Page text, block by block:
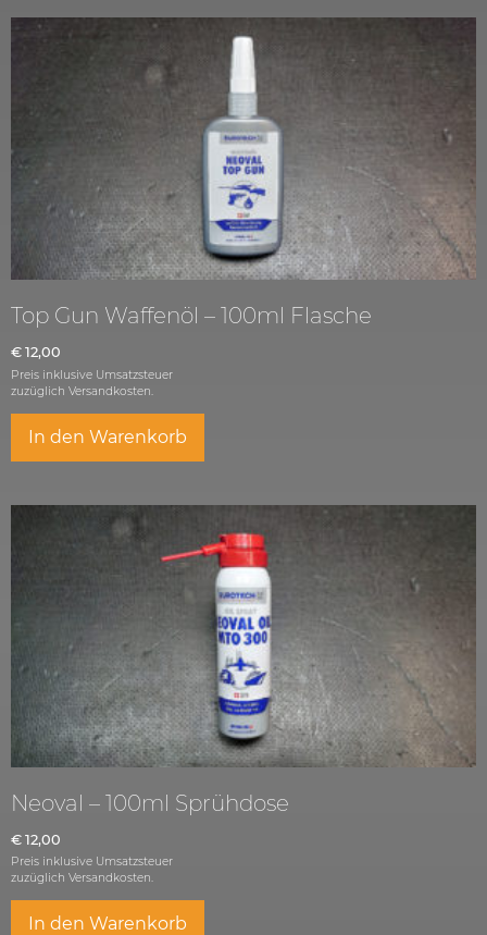
Top Gun Waffenöl – 100ml Flasche
€ 12,00
Preis inklusive Umsatzsteuer
zuzüglich Versandkosten.
In den Warenkorb
Neoval – 100ml Sprühdose
€ 12,00
Preis inklusive Umsatzsteuer
zuzüglich Versandkosten.
In den Warenkorb